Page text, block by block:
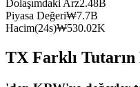
USDC Vadeli İşlemleri
Dolaşımdaki Arz2.48B
Piyasa Değeri₩7.7B
Hacim(24s)₩530.02K
TX Farklı